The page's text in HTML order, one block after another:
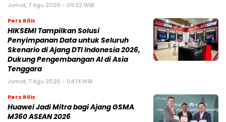
Jumat, 7 Agu 2026 - 09:32 WIB
Pers Rilis
HIKSEMI Tampilkan Solusi
Penyimpanan Data untuk Seluruh
Skenario di Ajang DTI Indonesia 2026,
Dukung Pengembangan AI di Asia
Tenggara
Jumat, 7 Agu 2026 - 04:14 WIB
Pers Rilis
Huawei Jadi Mitra bagi Ajang GSMA
M360 ASEAN 2026